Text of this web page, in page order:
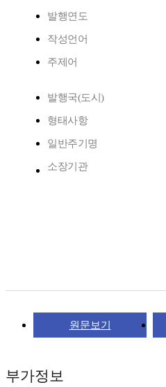
발행연도
작성언어
주제어
발행국(도시)
형태사항
일반주기명
소장기관
원문보기
부가정보